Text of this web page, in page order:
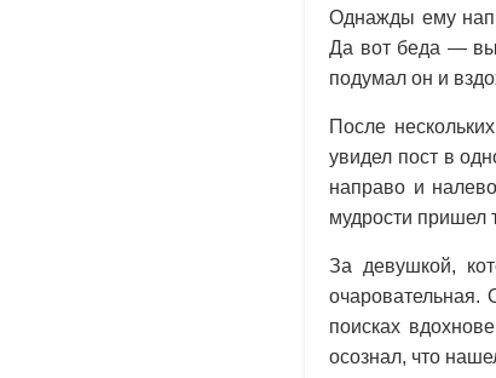
Однажды ему
Да вот беда —
подумал он и
После
увидел пост в
направо и
мудрости пришел
За девушкой,
очаровательная.
поисках
осознал, что